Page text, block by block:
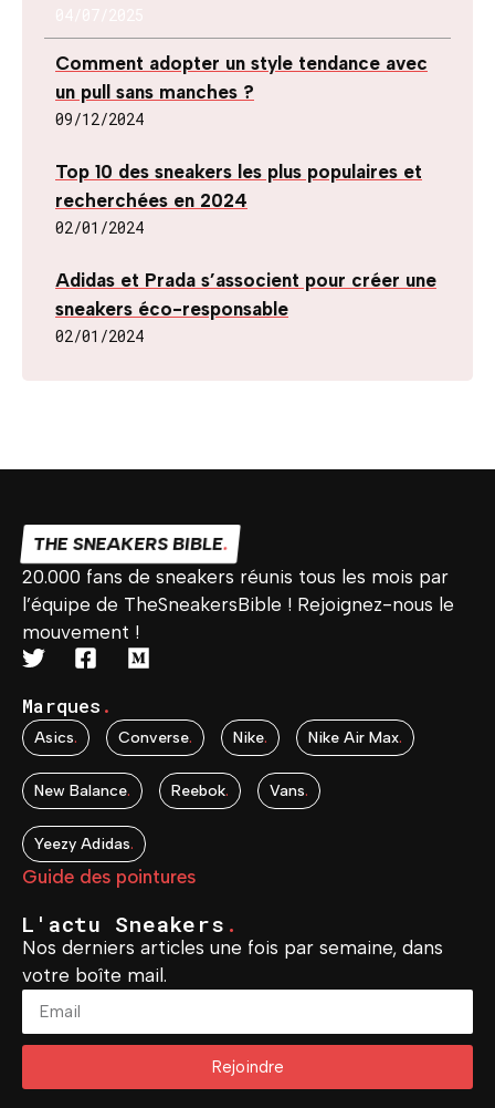
Comment adopter un style tendance avec
un pull sans manches ?
09/12/2024
Top 10 des sneakers les plus populaires et
recherchées en 2024
02/01/2024
Adidas et Prada s’associent pour créer une
sneakers éco-responsable
02/01/2024
THE SNEAKERS BIBLE.
20.000 fans de sneakers réunis tous les mois par
l’équipe de TheSneakersBible ! Rejoignez-nous le
mouvement !
Marques .
Asics. Converse. Nike. Nike Air Max.
New Balance. Reebok. Vans.
Yeezy Adidas.
Guide des pointures
L'actu Sneakers .
Nos derniers articles une fois par semaine, dans
votre boîte mail.
Rejoindre